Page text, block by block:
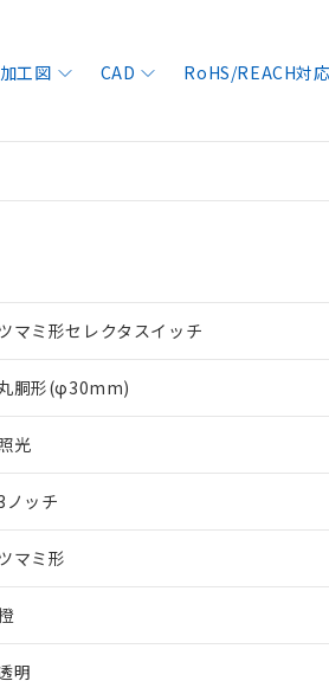
工図 CAD RoHS/REACH対
マミ形セレクタスイッチ
胴形(φ30mm)
光
ノッチ
マミ形
明